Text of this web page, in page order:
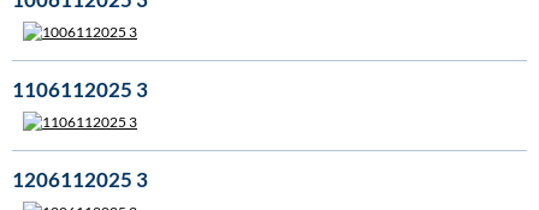
1106112025 3
1206112025 3